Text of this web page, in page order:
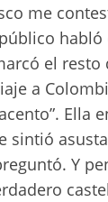
me
habló
el resto
a
Ella
sintió
Y